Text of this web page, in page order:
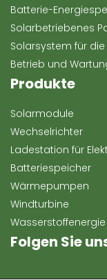
Batterie-
Solarbetriebenes
Solarsystem für
Betrieb und
Produkte
Solarmodule
Wechselrichter
Ladestation für
Batteriespeicher
Wärmepumpen
Windturbine
Wasserstoffenergie
Folgen Sie